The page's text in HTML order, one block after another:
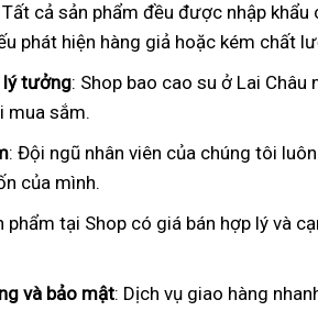
Tất cả sản phẩm đều được nhập
phát hiện hàng giả hoặc kém chất
lý tưởng: Shop bao cao su ở Lai
mua sắm.
: Đội ngũ nhân viên của chúng tôi
của mình.
phẩm tại Shop có giá bán hợp lý và
và bảo mật: Dịch vụ giao hàng